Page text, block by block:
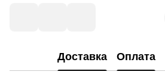
Доставка Оплата